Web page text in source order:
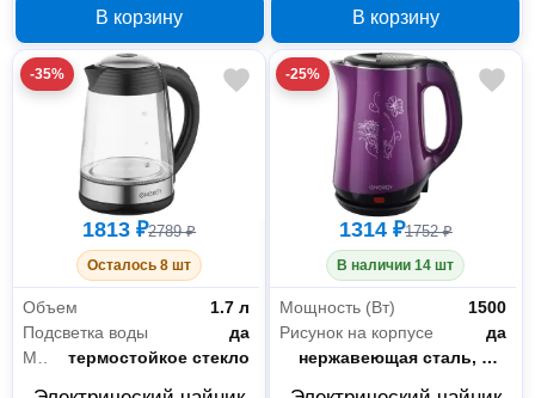
В корзину В корзину
-35%
1813 ₽2789 ₽
Осталось 8 шт
Объем
1.7 л
Подсветка воды
да
термостойкое стекло
-25%
1314 ₽1752 ₽
В наличии 14 шт
Мощность (Вт)
1500
Рисунок на корпусе
да
Материал корпуса
нержавеющая сталь, пищевой пластик